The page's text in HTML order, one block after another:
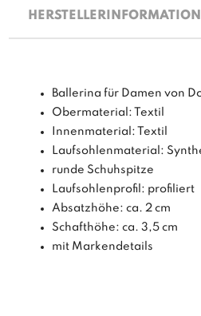
Ballerina für Damen von
Obermaterial: Textil
Innenmaterial: Textil
Laufsohlenmaterial:
runde Schuhspitze
Laufsohlenprofil: profiliert
Absatzhöhe: ca. 2 cm
Schafthöhe: ca. 3,5 cm
mit Markendetails